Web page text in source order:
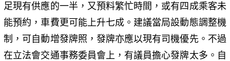
足現有供應的一半，又預料繁忙時間，或有四成乘客未
能預約，車費更可能上升七成。建議當局設動態調整機
制，可自動增發牌照，發牌亦應以現有司機優先。不過
在立法會交通事務委員會上，有議員擔心發牌太多。自